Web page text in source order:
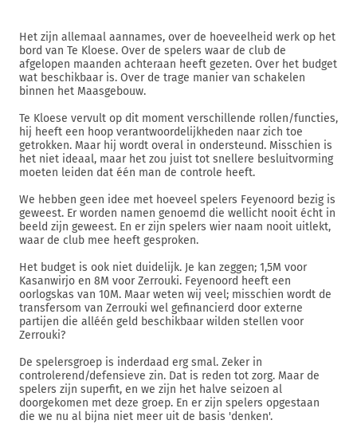
Het zijn allemaal aannames, over de hoeveelheid werk op het
bord van Te Kloese. Over de spelers waar de club de
afgelopen maanden achteraan heeft gezeten. Over het budget
wat beschikbaar is. Over de trage manier van schakelen
binnen het Maasgebouw.
Te Kloese vervult op dit moment verschillende rollen/functies,
hij heeft een hoop verantwoordelijkheden naar zich toe
getrokken. Maar hij wordt overal in ondersteund. Misschien is
het niet ideaal, maar het zou juist tot snellere besluitvorming
moeten leiden dat één man de controle heeft.
We hebben geen idee met hoeveel spelers Feyenoord bezig is
geweest. Er worden namen genoemd die wellicht nooit écht in
beeld zijn geweest. En er zijn spelers wier naam nooit uitlekt,
waar de club mee heeft gesproken.
Het budget is ook niet duidelijk. Je kan zeggen; 1,5M voor
Kasanwirjo en 8M voor Zerrouki. Feyenoord heeft een
oorlogskas van 10M. Maar weten wij veel; misschien wordt de
transfersom van Zerrouki wel gefinancierd door externe
partijen die alléén geld beschikbaar wilden stellen voor
Zerrouki?
De spelersgroep is inderdaad erg smal. Zeker in
controlerend/defensieve zin. Dat is reden tot zorg. Maar de
spelers zijn superfit, en we zijn het halve seizoen al
doorgekomen met deze groep. En er zijn spelers opgestaan
die we nu al bijna niet meer uit de basis 'denken'.